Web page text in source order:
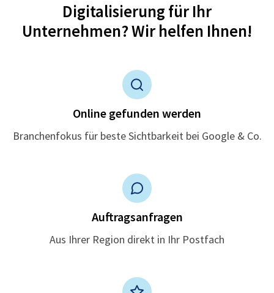
Digitalisierung für Ihr
Unternehmen? Wir helfen Ihnen!
Online gefunden werden
Branchenfokus für beste Sichtbarkeit bei Google & Co.
Auftragsanfragen
Aus Ihrer Region direkt in Ihr Postfach